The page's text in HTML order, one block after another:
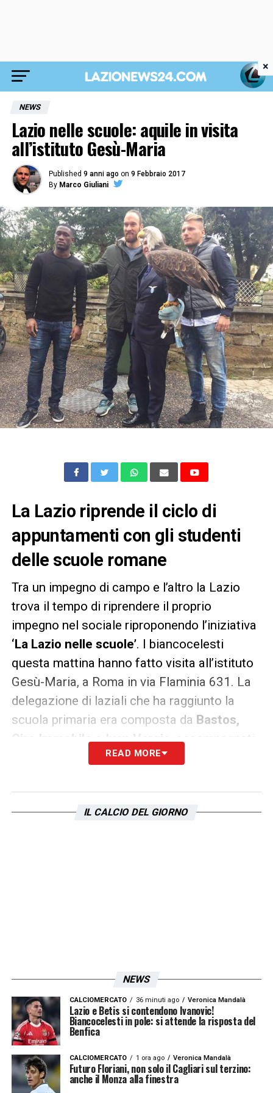
NEWS
Lazio nelle scuole: aquile in visita
all’istituto Gesù-Maria
Published 9 anni ago on 9 Febbraio 2017
By Marco Giuliani
La Lazio riprende il ciclo di
appuntamenti con gli studenti
delle scuole romane
Tra un impegno di campo e l’altro la Lazio
trova il tempo di riprendere il proprio
impegno nel sociale riproponendo l’iniziativa
‘La Lazio nelle scuole’. I biancocelesti
questa mattina hanno fatto visita all’istituto
Gesù-Maria, a Roma in via Flaminia 631. La
delegazione di laziali che ha raggiunto la
scuola primaria era composta da Bastos,
Ciro Immobile e Ivan Vargic,accompagnati
dallo storico team managerMaurizio
parlare prima delle domande dei piccoli è
statoManzini: «Quando veniamo a trovare i
siano due squadre e si possa giocare il
derby con uno spettacolo allo stadio. Poi
non si deve trascendere nella
maleducazione. È una partita bellissima da
giocare». Argomento successivo il sacrificio
per raggiungere un traguardo importante:
READ MORE
IL CALCIO DEL GIORNO
NEWS
CALCIOMERCATO 36 minuti ago Veronica Mandalà
Lazio e Betis si contendono Ivanovic!
Biancocelesti in pole: si attende la risposta del
Benfica
CALCIOMERCATO 1 ora ago Veronica Mandalà
Futuro Floriani, non solo il Cagliari sul terzino:
anche il Monza alla finestra
×